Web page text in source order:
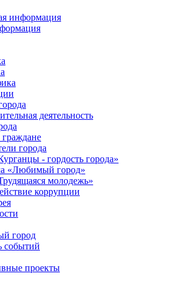
информация
деятельность
города
- гордость города»
«Любимый город»
молодежь»
коррупции
город
событий
проекты